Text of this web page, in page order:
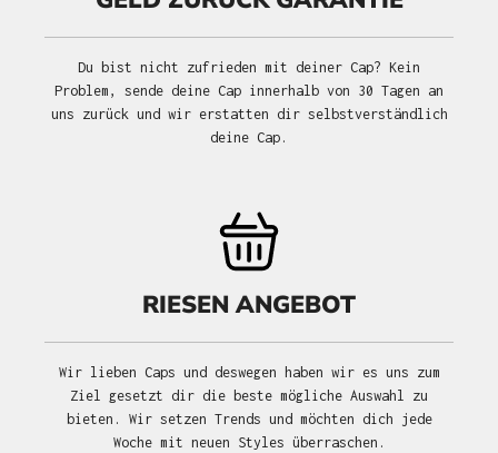
Du bist nicht zufrieden mit deiner Cap? Kein
Problem, sende deine Cap innerhalb von 30 Tagen an
uns zurück und wir erstatten dir selbstverständlich
deine Cap.
RIESEN ANGEBOT
Wir lieben Caps und deswegen haben wir es uns zum
Ziel gesetzt dir die beste mögliche Auswahl zu
bieten. Wir setzen Trends und möchten dich jede
Woche mit neuen Styles überraschen.